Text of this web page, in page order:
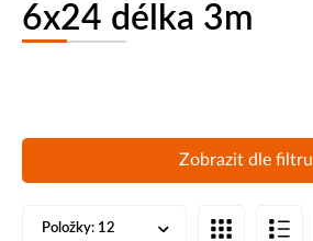
6x24 délka 3m
Zobrazit dle filtru
Položky: 12